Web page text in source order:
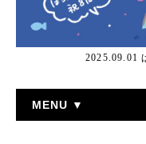
2025.09.01
MENU ▼